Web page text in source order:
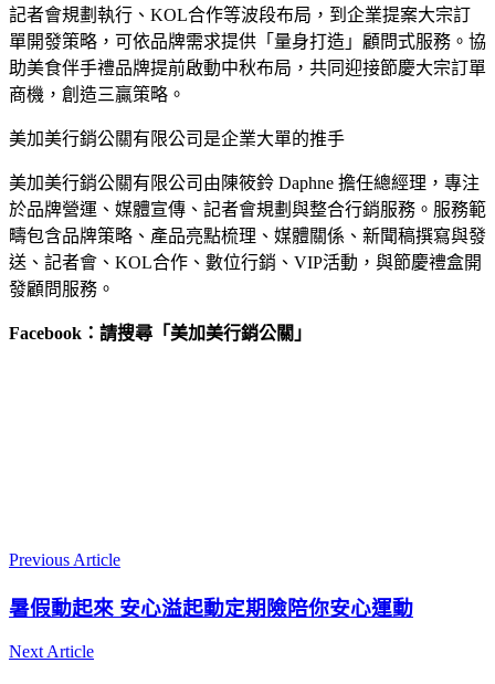
記者會規劃執行、KOL合作等波段布局，到企業提案大宗訂
單開發策略，可依品牌需求提供「量身打造」顧問式服務。協
助美食伴手禮品牌提前啟動中秋布局，共同迎接節慶大宗訂單
商機，創造三贏策略。
美加美行銷公關有限公司是企業大單的推手
美加美行銷公關有限公司由陳筱鈴 Daphne 擔任總經理，專注
於品牌營運、媒體宣傳、記者會規劃與整合行銷服務。服務範
疇包含品牌策略、產品亮點梳理、媒體關係、新聞稿撰寫與發
送、記者會、KOL合作、數位行銷、VIP活動，與節慶禮盒開
發顧問服務。
Facebook：請搜尋「美加美行銷公關」
Previous Article
暑假動起來 安心溢起動定期險陪你安心運動
Next Article